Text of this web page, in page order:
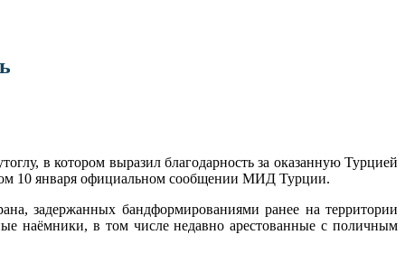
в котором выразил благодарность за оказанную Турцией
10 января официальном сообщении МИД Турции.
задержанных бандформированиями ранее на территории
наёмники, в том числе недавно арестованные с поличным